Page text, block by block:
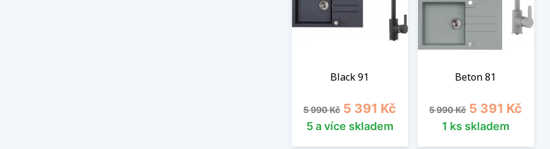
Black 91
Běžná cena
5 990 Kč Cena
5 391 Kč
5 a více skladem
Beton 81
Běžná cena
5 990 Kč Cena
5 391 Kč
1 ks skladem